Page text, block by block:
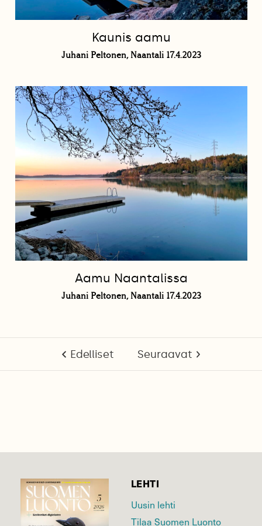
Kaunis aamu
Juhani Peltonen, Naantali 17.4.2023
Aamu Naantalissa
Juhani Peltonen, Naantali 17.4.2023
Edelliset Seuraavat
LEHTI
Uusin lehti
Tilaa Suomen Luonto